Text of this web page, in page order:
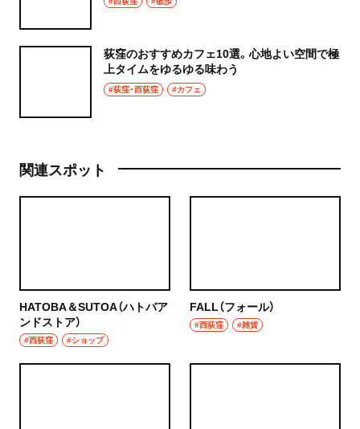
るのはここ！
荻窪のおすすめカフェ10選。心地よい空間で極
上タイムをゆるゆる味わう
#荻窪・西荻窪 #カフェ
関連スポット
HATOBA＆SUTOA（ハトバア
ンドストア）
#西荻窪 #ショップ
FALL（フォール）
#西荻窪 #雑貨